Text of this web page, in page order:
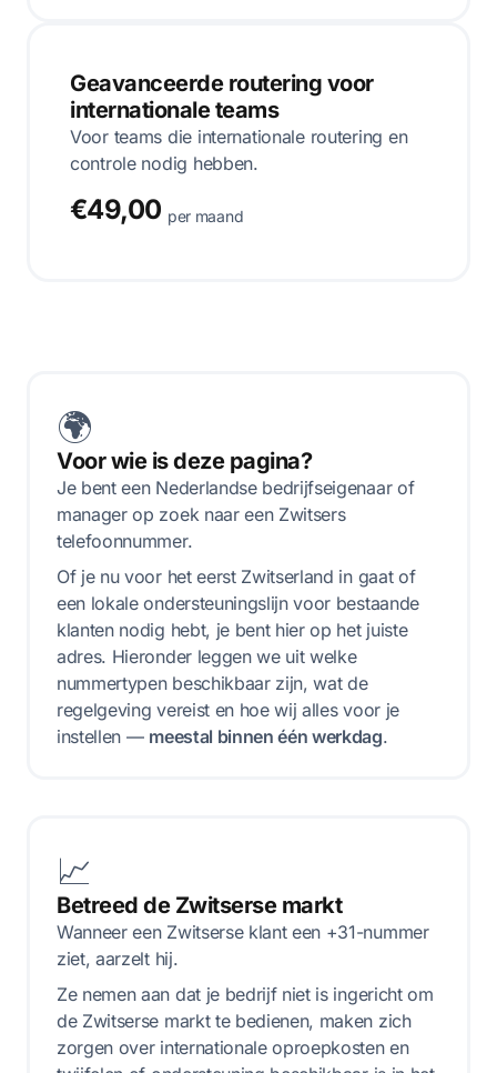
Geavanceerde routering voor
internationale teams
Voor teams die internationale routering en
controle nodig hebben.
€49,00 per maand
🌍
Voor wie is deze pagina?
Je bent een Nederlandse bedrijfseigenaar of
manager op zoek naar een Zwitsers
telefoonnummer.
Of je nu voor het eerst Zwitserland in gaat of
een lokale ondersteuningslijn voor bestaande
klanten nodig hebt, je bent hier op het juiste
adres. Hieronder leggen we uit welke
nummertypen beschikbaar zijn, wat de
regelgeving vereist en hoe wij alles voor je
instellen — meestal binnen één werkdag.
📈
Betreed de Zwitserse markt
Wanneer een Zwitserse klant een +31-nummer
ziet, aarzelt hij.
Ze nemen aan dat je bedrijf niet is ingericht om
de Zwitserse markt te bedienen, maken zich
zorgen over internationale oproepkosten en